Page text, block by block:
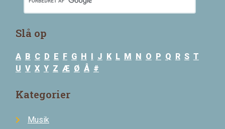
Slå op
A B C D E F G H I J K L M N O P Q R S T
U V X Y Z Æ Ø Å #
Kategorier
Musik